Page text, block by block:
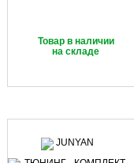
Товар в наличии
на складе